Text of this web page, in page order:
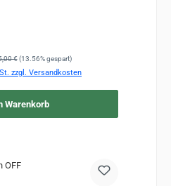
Preis:
€ (13.56% gespart)
zzgl. Versandkosten
Warenkorb